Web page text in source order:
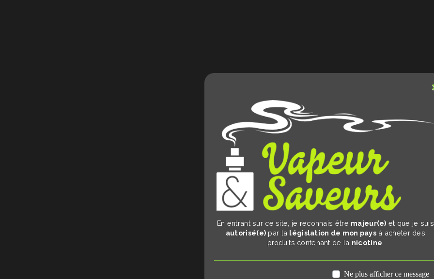
En entrant sur ce site, je reconnais être majeur(e) et que je suis
autorisé(e) par la législation de mon pays à acheter des
produits contenant de la nicotine.
Ne plus afficher ce message